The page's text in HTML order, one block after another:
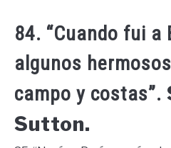
84. “Cuando fui a
algunos
campo y costas”.
Sutton.